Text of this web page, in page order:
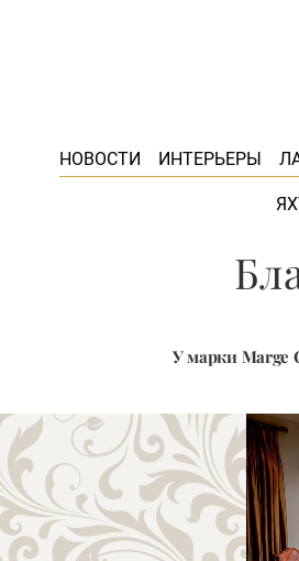
НОВОСТИ ИНТЕРЬЕРЫ
У марки Marge